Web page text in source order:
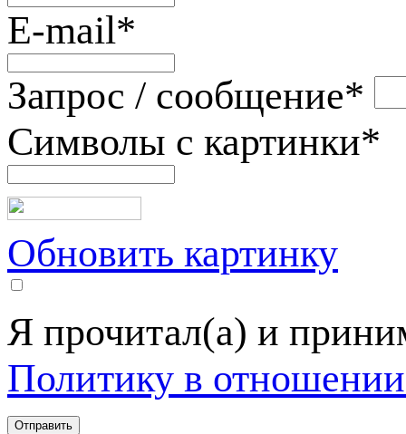
E-mail*
Запрос / сообщение*
Символы с картинки*
Обновить картинку
Я прочитал(а) и
Политику в